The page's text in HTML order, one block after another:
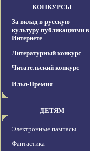
КОНКУРСЫ
За вклад в русскую
культуру публикациями в
Интернете
Литературный конкурс
Читательский конкурс
Илья-Премия
ДЕТЯМ
Электронные пампасы
Фантастика